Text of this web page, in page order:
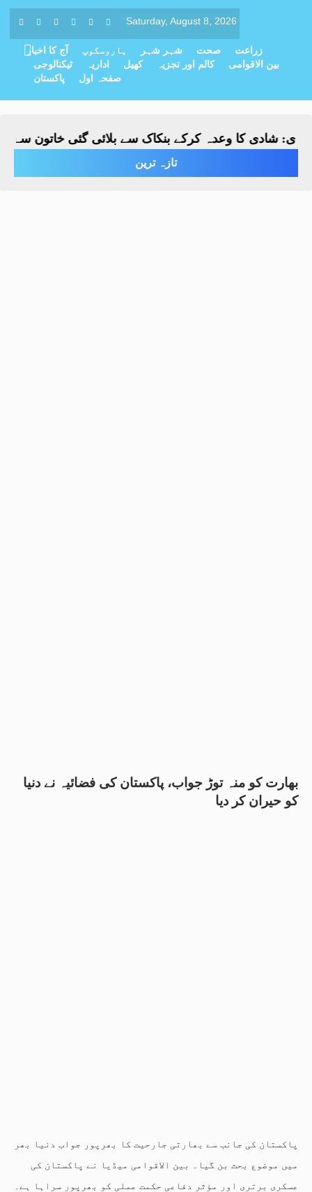
Saturday, August 8, 2026
آج کا اخبار ہاروسکوپ شہر شہر صحت
زراعت
ٹیکنالوجی
اداریہ کھیل کالم اور تجزیہ
بین الاقوامی
پاکستان
صفحہ اول
شادی کا وعدہ کرکے بنکاک سے بلائی گئی خاتون سے مبینہ
تازہ ترین
بھارت کو منہ توڑ جواب، پاکستان کی فضائیہ نے دنیا
کو حیران کر دیا
پاکستان کی جانب سے بھارتی جارحیت کا بھرپور جواب دنیا بھر
میں موضوع بحث بن گیا۔ بین الاقوامی میڈیا نے پاکستان کی
عسکری برتری اور مؤثر دفاعی حکمت عملی کو بھرپور سراہا ہے۔